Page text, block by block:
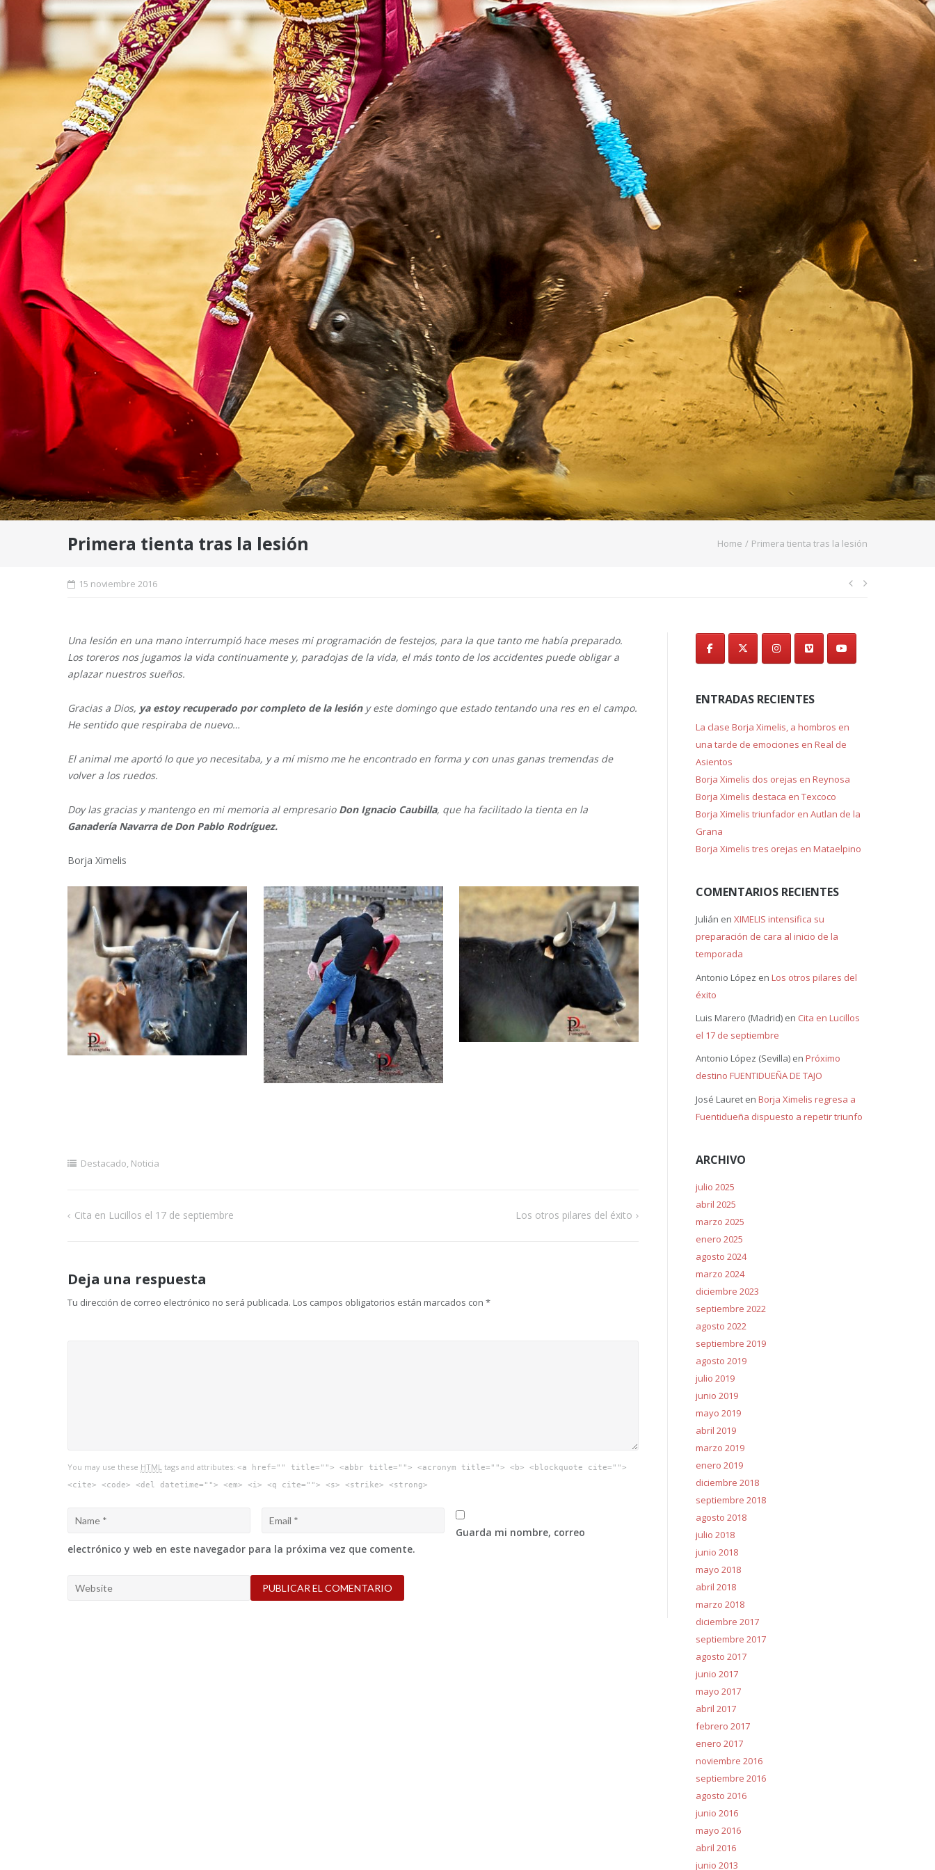
Primera tienta tras la lesión Home / Primera tienta tras la lesión
15 noviembre 2016
entradas
Una lesión en una mano interrumpió hace meses mi programación de festejos, para la que tanto me había preparado.
Los toreros nos jugamos la vida continuamente y, paradojas de la vida, el más tonto de los accidentes puede obligar a
aplazar nuestros sueños.
Gracias a Dios, ya estoy recuperado por completo de la lesióny este domingo que estado tentando una res en el campo.
He sentido que respiraba de nuevo…
El animal me aportó lo que yo necesitaba, y a mí mismo me he encontrado en forma y con unas ganas tremendas de
volver a los ruedos.
Doy las gracias y mantengo en mi memoria al empresario Don Ignacio Caubilla, que ha facilitado la tienta en la
Ganadería Navarra de Don Pablo Rodríguez.
Borja Ximelis
Destacado, Noticia
Navegación
entradas
Cita en Lucillos el 17 de septiembre Los otros pilares del éxito
Deja una respuesta
Tu dirección de correo electrónico no será publicada. Los campos obligatorios están marcados con *
You may use these HTMLtags and attributes: <a href="" title=""> <abbr title=""> <acronym title=""> <b> <blockquote cite="">
<cite> <code> <del datetime=""> <em> <i> <q cite=""> <s> <strike> <strong>
Guarda mi nombre, correo
electrónico y web en este navegador para la próxima vez que comente.
ENTRADAS RECIENTES
La clase Borja Ximelis, a hombros en
una tarde de emociones en Real de
Asientos
Borja Ximelis dos orejas en Reynosa
Borja Ximelis destaca en Texcoco
Borja Ximelis triunfador en Autlan de la
Grana
Borja Ximelis tres orejas en Mataelpino
COMENTARIOS RECIENTES
Julián en XIMELIS intensifica su
preparación de cara al inicio de la
temporada
Antonio López en Los otros pilares del
éxito
Luis Marero (Madrid)en Cita en Lucillos
el 17 de septiembre
Antonio López (Sevilla)en Próximo
destino FUENTIDUEÑA DE TAJO
José Laureten Borja Ximelis regresa a
Fuentidueña dispuesto a repetir triunfo
ARCHIVO
julio 2025
abril 2025
marzo 2025
enero 2025
agosto 2024
marzo 2024
diciembre 2023
septiembre 2022
agosto 2022
septiembre 2019
agosto 2019
julio 2019
junio 2019
mayo 2019
abril 2019
marzo 2019
enero 2019
diciembre 2018
septiembre 2018
agosto 2018
julio 2018
junio 2018
mayo 2018
abril 2018
marzo 2018
diciembre 2017
septiembre 2017
agosto 2017
junio 2017
mayo 2017
abril 2017
febrero 2017
enero 2017
noviembre 2016
septiembre 2016
agosto 2016
junio 2016
mayo 2016
abril 2016
junio 2013